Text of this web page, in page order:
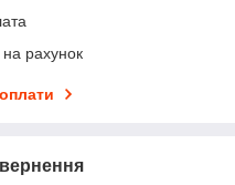
рахунок